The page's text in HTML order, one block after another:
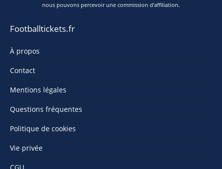
nous pouvons percevoir une commission d'affiliation.
Footballtickets.fr
À propos
Contact
Mentions légales
Questions fréquentes
Politique de cookies
Vie privée
CGU